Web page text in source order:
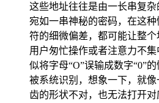
这些地址往往是由一长串复杂
宛如一串神秘的密码，在这
符的细微偏差，都可能让整
用户匆忙操作或者注意力不
似将字母“O”误输成数字“0”
被系统识别，想象一下，就
齿的形状不对，也无法打开